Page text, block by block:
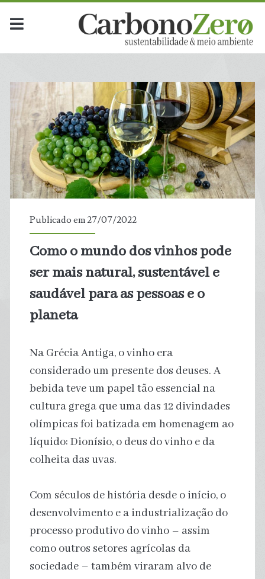
Publicado em 27/07/2022
Como o mundo dos vinhos pode
ser mais natural, sustentável e
saudável para as pessoas e o
planeta
Na Grécia Antiga, o vinho era
considerado um presente dos deuses. A
bebida teve um papel tão essencial na
cultura grega que uma das 12 divindades
olímpicas foi batizada em homenagem ao
líquido: Dionísio, o deus do vinho e da
colheita das uvas.
Com séculos de história desde o início, o
desenvolvimento e a industrialização do
processo produtivo do vinho – assim
como outros setores agrícolas da
sociedade – também viraram alvo de